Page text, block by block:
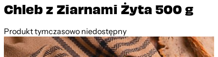
Chleb z Ziarnami Żyta 500 g
Produkt tymczasowo niedostępny